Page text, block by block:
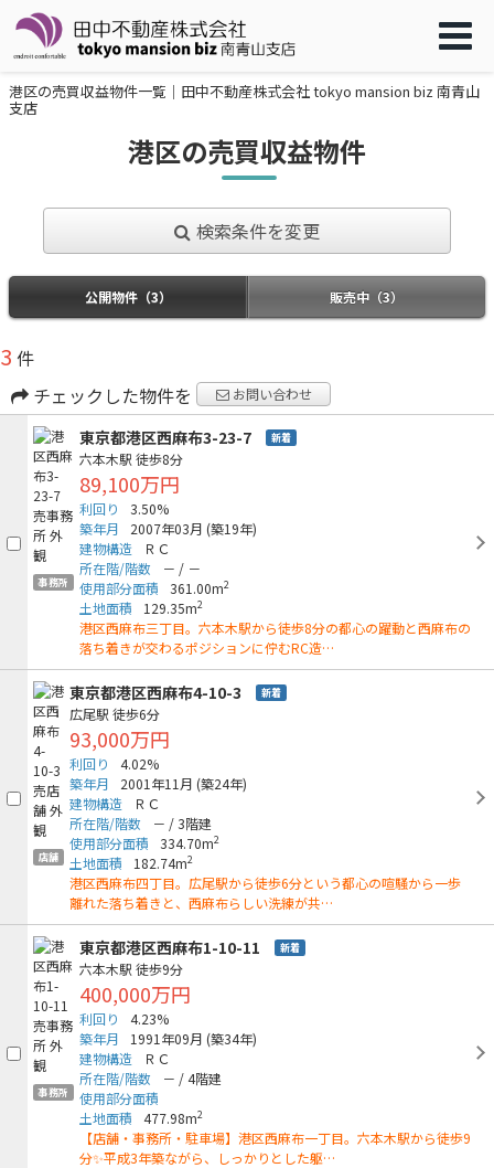
港区の売買収益物件一覧｜田中不動産株式会社 tokyo mansion biz 南青山
支店
港区の売買収益物件
検索条件を変更
公開物件（3） 販売中（3）
3 件
チェックした物件を
お問い合わせ
事務所
東京都港区西麻布3-23-7 新着
六本木駅 徒歩8分
89,100万円
利回り
3.50%
築年月
2007年03月 (築19年)
建物構造
ＲＣ
所在階/階数
－ / －
使用部分面積
361.00m2
土地面積 129.35m2
港区西麻布三丁目。六本木駅から徒歩8分の都心の躍動と西麻布の
落ち着きが交わるポジションに佇むRC造…
店舗
東京都港区西麻布4-10-3 新着
広尾駅 徒歩6分
93,000万円
利回り
4.02%
築年月
2001年11月 (築24年)
建物構造
ＲＣ
所在階/階数
－ /3階建
使用部分面積
334.70m2
土地面積 182.74m2
港区西麻布四丁目。広尾駅から徒歩6分という都心の喧騒から一歩
離れた落ち着きと、西麻布らしい洗練が共…
事務所
東京都港区西麻布1-10-11 新着
六本木駅 徒歩9分
400,000万円
利回り
4.23%
築年月
1991年09月 (築34年)
建物構造
ＲＣ
所在階/階数
－ /4階建
使用部分面積
土地面積
477.98m2
【店舗・事務所・駐車場】港区西麻布一丁目。六本木駅から徒歩9
分✨平成3年築ながら、しっかりとした躯…